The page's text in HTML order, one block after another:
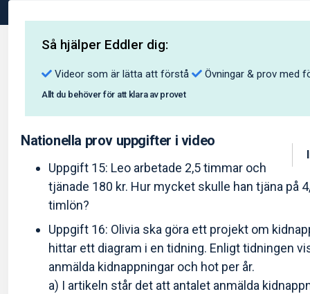
Så hjälper Eddler dig:
Videor som är lätta att förstå Övningar & prov med
Allt du behöver för att klara av provet
Nationella prov uppgifter i video
Uppgift 15: Leo arbetade 2,5 timmar och
tjänade 180 kr. Hur mycket skulle han tjäna på
timlön?
Uppgift 16: Olivia ska göra ett projekt om
hittar ett diagram i en tidning. Enligt tidningen
anmälda kidnappningar och hot per år.
a) I artikeln står det att antalet anmälda